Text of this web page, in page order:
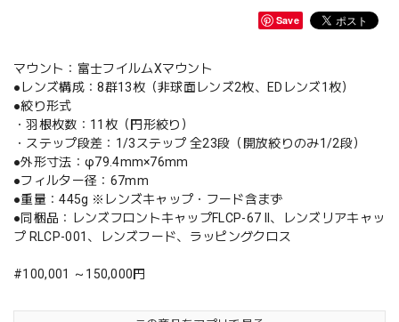
Save
マウント：富士フイルムXマウント
●レンズ構成：8群13枚（非球面レンズ2枚、EDレンズ1枚）
●絞り形式
・羽根枚数：11枚（円形絞り）
・ステップ段差：1/3ステップ 全23段（開放絞りのみ1/2段）
●外形寸法：φ79.4mm×76mm
●フィルター径：67mm
●重量：445g ※レンズキャップ・フード含まず
●同梱品：レンズフロントキャップFLCP-67 II、レンズリアキャッ
プ RLCP-001、レンズフード、ラッピングクロス
#100,001 ～150,000円